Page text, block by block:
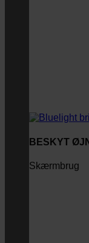
BESKYT
Skærmbrug